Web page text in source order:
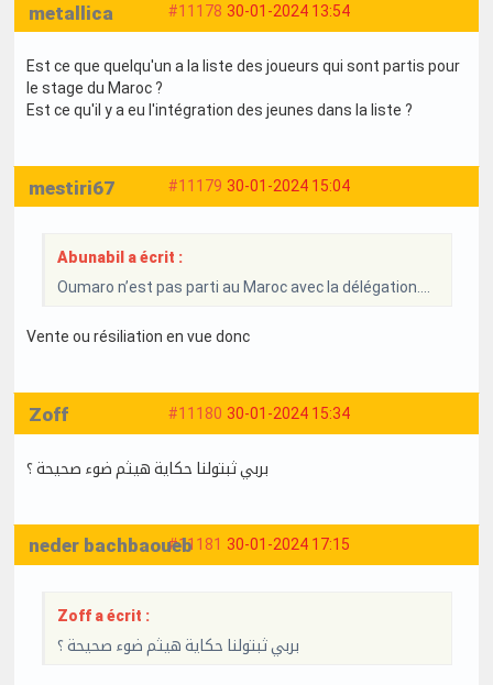
#11178 30-01-2024 13:54
metallica
Est ce que quelqu'un a la liste des joueurs qui sont partis pour
le stage du Maroc ?
Est ce qu'il y a eu l'intégration des jeunes dans la liste ?
#11179 30-01-2024 15:04
mestiri67
Abunabil a écrit :
Oumaro n’est pas parti au Maroc avec la délégation….
Vente ou résiliation en vue donc
#11180 30-01-2024 15:34
Zoff
بربي ثبتولنا حكاية هيثم ضوء صحيحة ؟
#11181 30-01-2024 17:15
neder bachbaoueb
Zoff a écrit :
بربي ثبتولنا حكاية هيثم ضوء صحيحة ؟